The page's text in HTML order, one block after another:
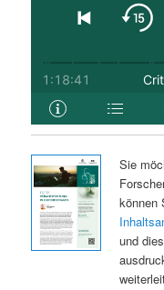
Sie
können
und